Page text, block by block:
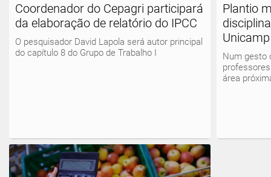
Coordenador do Cepagri participará
da elaboração de relatório do IPCC
O pesquisador David Lapola será autor principal
do capítulo 8 do Grupo de Trabalho I
Plantio
Unicamp
Num gesto
área